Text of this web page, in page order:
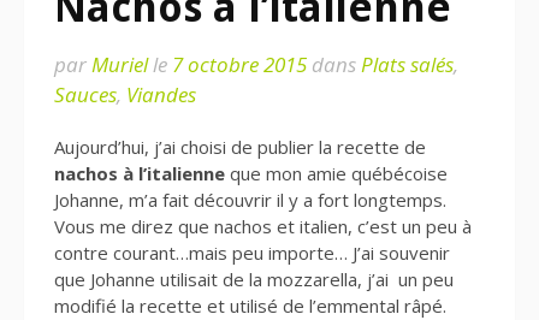
parMurielle 7 octobre 2015 dansPlats salés,
Sauces, Viandes
Aujourd’hui, j’ai choisi de publier la recette de
nachos à l’italienne que mon amie québécoise
Johanne, m’a fait découvrir il y a fort longtemps.
Vous me direz que nachos et italien, c’est un peu à
contre courant…mais peu importe… J’ai souvenir
que Johanne utilisait de la mozzarella, j’ai un peu
modifié la recette et utilisé de l’emmental râpé.